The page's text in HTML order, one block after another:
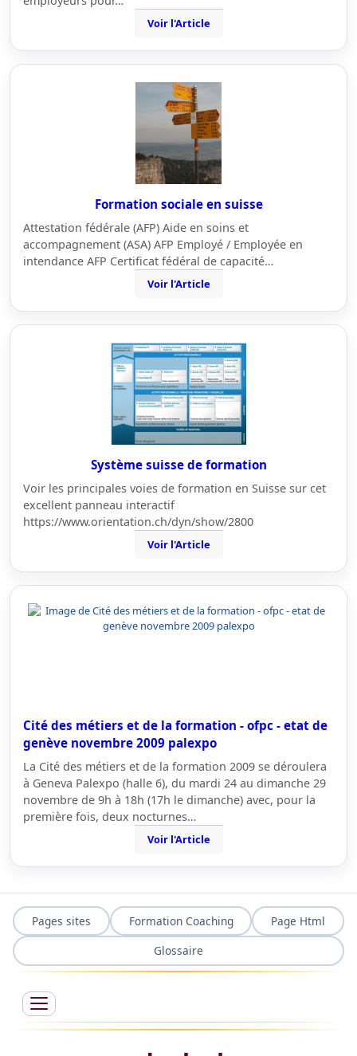
Voir l'Article
Formation sociale en suisse
Attestation fédérale (AFP) Aide en soins et
accompagnement (ASA) AFP Employé / Employée en
intendance AFP Certificat fédéral de capacité…
Voir l'Article
Système suisse de formation
Voir les principales voies de formation en Suisse sur cet
excellent panneau interactif
https://www.orientation.ch/dyn/show/2800
Voir l'Article
Cité des métiers et de la formation - ofpc - etat de
genève novembre 2009 palexpo
La Cité des métiers et de la formation 2009 se déroulera
à Geneva Palexpo (halle 6), du mardi 24 au dimanche 29
novembre de 9h à 18h (17h le dimanche) avec, pour la
première fois, deux nocturnes…
Voir l'Article
Pages sites Formation Coaching
Page Html
Glossaire